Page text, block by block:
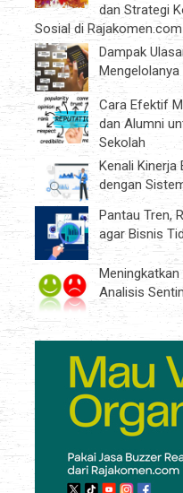
dan Strategi
Sosial di Rajakomen.com
Dampak
Mengelolanya
Cara Efektif
dan Alumni
Sekolah
Kenali Kinerja
dengan
Pantau Tren,
agar Bisnis
Analisis